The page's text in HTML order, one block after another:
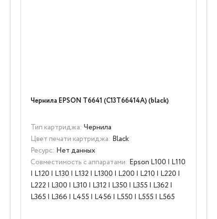
Чернила EPSON T6641 (C13T66414A) (black)
Тип картриджа: Чернила
Цвет печати картриджа: Black
Ресурс: Нет данных
Совместимость с аппаратами: Epson L100 | L110
| L120 | L130 | L132 | L1300 | L200 | L210 | L220 |
L222 | L300 | L310 | L312 | L350 | L355 | L362 |
L365 | L366 | L455 | L456 | L550 | L555 | L565